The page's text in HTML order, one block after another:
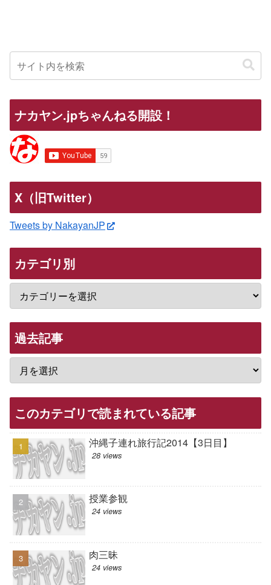
ナカヤン.jpちゃんねる開設！
X（旧Twitter）
Tweets by NakayanJP
カテゴリ別
過去記事
このカテゴリで読まれている記事
沖縄子連れ旅行記2014【3日目】
28 views
授業参観
24 views
肉三昧
24 views